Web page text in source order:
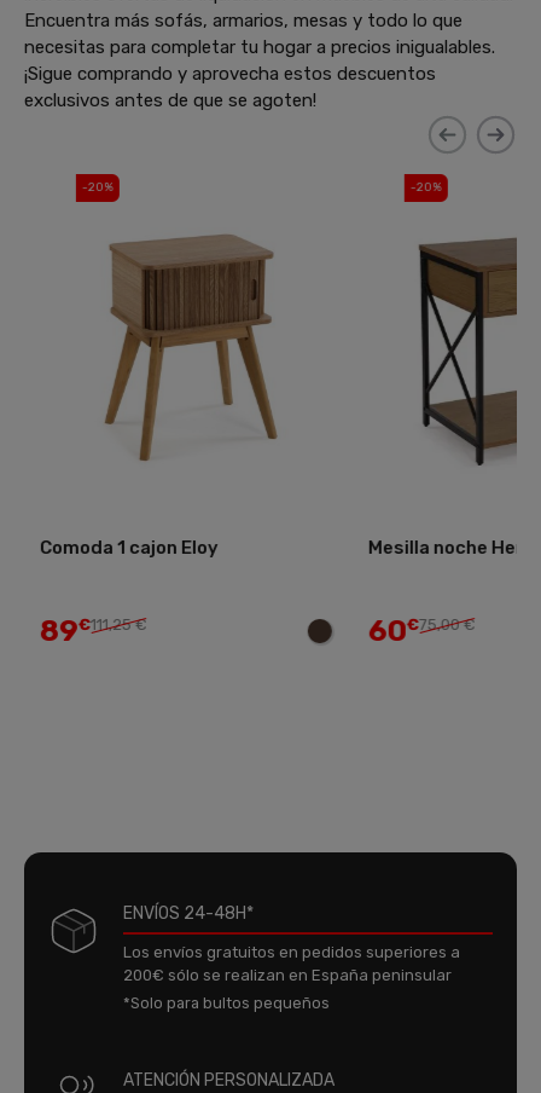
Encuentra más sofás, armarios, mesas y todo lo que
necesitas para completar tu hogar a precios inigualables.
¡Sigue comprando y aprovecha estos descuentos
exclusivos antes de que se agoten!
Comoda 1 cajon Eloy
89€111,25 €
-20%
Mesilla noche Hermi
60€75,00 €
-20%
ENVÍOS 24-48H*
Los envíos gratuitos en pedidos superiores a
200€ sólo se realizan en España peninsular
*Solo para bultos pequeños
ATENCIÓN PERSONALIZADA